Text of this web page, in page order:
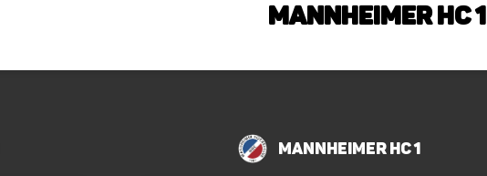
Mannheimer HC 1
Mannheimer HC 1